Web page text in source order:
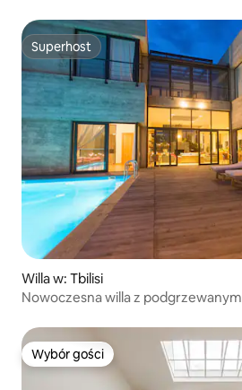
Superhost
Superhost
Willa w: Tbilisi
Nowoczesna willa z
Wybór gości
Wybór gości